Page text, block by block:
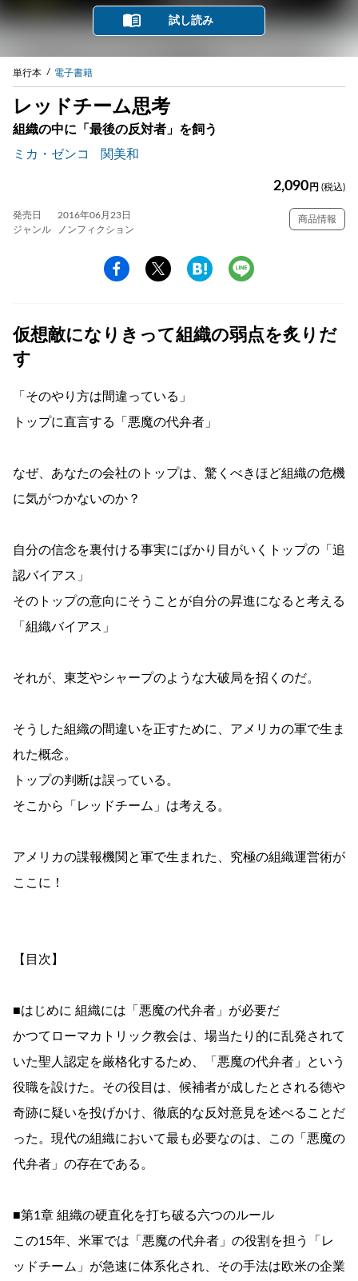
試し読み
単行本 電子書籍
レッドチーム思考
組織の中に「最後の反対者」を飼う
ミカ・ゼンコ
関美和
2,090 円 (税込)
発売日
2016年06月23日
ジャンル
ノンフィクション
商品情報
仮想敵になりきって組織の弱点を炙りだ
す
「そのやり方は間違っている」
トップに直言する「悪魔の代弁者」
なぜ、あなたの会社のトップは、驚くべきほど組織の危機
に気がつかないのか？
自分の信念を裏付ける事実にばかり目がいくトップの「追
認バイアス」
そのトップの意向にそうことが自分の昇進になると考える
「組織バイアス」
それが、東芝やシャープのような大破局を招くのだ。
そうした組織の間違いを正すために、アメリカの軍で生ま
れた概念。
トップの判断は誤っている。
そこから「レッドチーム」は考える。
アメリカの諜報機関と軍で生まれた、究極の組織運営術が
ここに！
【目次】
■はじめに 組織には「悪魔の代弁者」が必要だ
かつてローマカトリック教会は、場当たり的に乱発されて
いた聖人認定を厳格化するため、「悪魔の代弁者」という
役職を設けた。その役目は、候補者が成したとされる徳や
奇跡に疑いを投げかけ、徹底的な反対意見を述べることだ
った。現代の組織において最も必要なのは、この「悪魔の
代弁者」の存在である。
■第1章 組織の硬直化を打ち破る六つのルール
この15年、米軍では「悪魔の代弁者」の役割を担う「レ
ッドチーム」が急速に体系化され、その手法は欧米の企業